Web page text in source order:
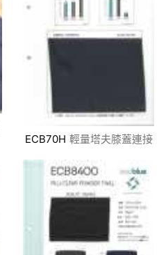
ECB70H 輕量塔夫膝蓋連接